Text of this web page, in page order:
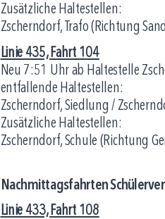
Zusätzliche Haltestellen:
Zscherndorf, Trafo (Richtung
Linie 435, Fahrt 104
Neu 7:51 Uhr ab Haltestelle
entfallende Haltestellen:
Zscherndorf, Siedlung /
Zusätzliche Haltestellen:
Zscherndorf, Schule (Richtung
Nachmittagsfahrten
Linie 433, Fahrt 108